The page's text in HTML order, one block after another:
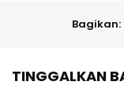
Bagikan:
TINGGALKAN